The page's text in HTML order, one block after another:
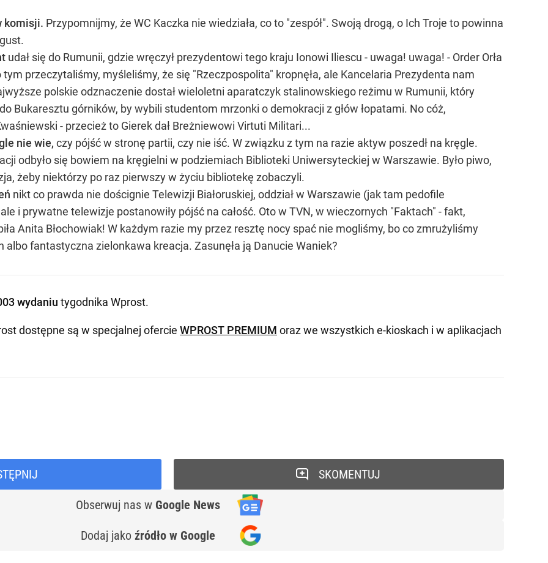
komisji. Przypomnijmy, że WC Kaczka nie wiedziała, co to "zespół". Swoją drogą, o Ich Troje to powinna
udał się do Rumunii, gdzie wręczył prezydentowi tego kraju Ionowi Iliescu - uwaga! uwaga! - Order Orła
tym przeczytaliśmy, myśleliśmy, że się "Rzeczpospolita" kropnęła, ale Kancelaria Prezydenta nam
polskie odznaczenie dostał wieloletni aparatczyk stalinowskiego reżimu w Rumunii, który
Bukaresztu górników, by wybili studentom mrzonki o demokracji z głów łopatami. No cóż,
- przecież to Gierek dał Breżniewowi Virtuti Militari...
nie wie, czy pójść w stronę partii, czy nie iść. W związku z tym na razie aktyw poszedł na kręgle.
odbyło się bowiem na kręgielni w podziemiach Biblioteki Uniwersyteckiej w Warszawie. Było piwo,
żeby niektórzy po raz pierwszy w życiu bibliotekę zobaczyli.
nikt co prawda nie doścignie Telewizji Białoruskiej, oddział w Warszawie (jak tam pedofile
i prywatne telewizje postanowiły pójść na całość. Oto w TVN, w wieczornych "Faktach" - fakt,
Anita Błochowiak! W każdym razie my przez resztę nocy spać nie mogliśmy, bo co zmrużyliśmy
albo fantastyczna zielonkawa kreacja. Zasunęła ją Danucie Waniek?
wydaniu tygodnika Wprost.
dostępne są w specjalnej ofercie WPROST PREMIUM oraz we wszystkich e-kioskach i w aplikacjach
Obserwuj nas w Google News
Dodaj jako źródło w Google
SKOMENTUJ